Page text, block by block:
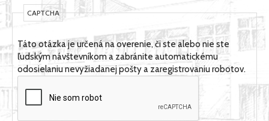
CAPTCHA
Táto otázka je určená na overenie, či ste alebo nie ste
ľudským návštevníkom a zabránite automatickému
odosielaniu nevyžiadanej pošty a zaregistrovaniu robotov.